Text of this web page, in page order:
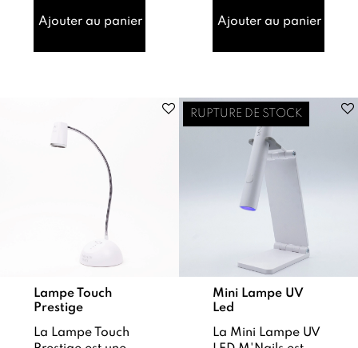
polyvalente,
durcissem...
Ajouter au panier
vernis semi
Ajouter au panier
Lampe Touch
Prestige
La Lampe Touch
RUPTURE DE STOCK
Mini Lampe UV
Led
La Mini Lampe UV